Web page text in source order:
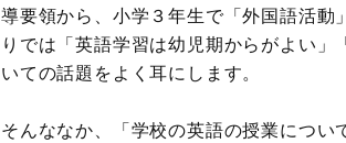
導要領から、小学３年生で「外国語活
りでは「英語学習は幼児期からがよい
いての話題をよく耳にします。
そんななか、「学校の英語の授業につ